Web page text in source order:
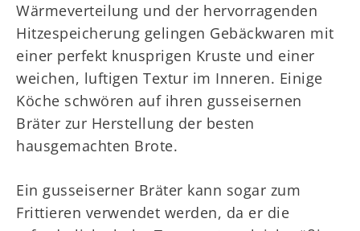
Wärmeverteilung und der hervorragenden
Hitzespeicherung gelingen Gebäckwaren mit
einer perfekt knusprigen Kruste und einer
weichen, luftigen Textur im Inneren. Einige
Köche schwören auf ihren gusseisernen
Bräter zur Herstellung der besten
hausgemachten Brote.
Ein gusseiserner Bräter kann sogar zum
Frittieren verwendet werden, da er die